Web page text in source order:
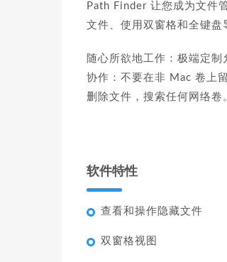
Path Finder 让您成为文件
文件、使用双窗格和全键盘
随心所欲地工作：极端定
协作：不要在非 Mac 卷上
删除文件，搜索任何网络卷
软件特性
查看和操作隐藏文件
双窗格视图